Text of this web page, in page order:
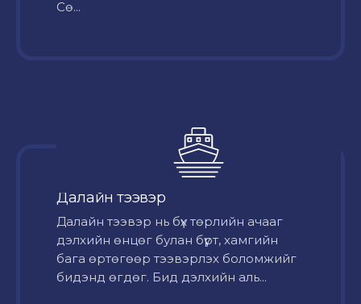
Сө...
Далайн тээвэр
Далайн тээвэр нь бүх төрлийн ачааг
дэлхийн өнцөг булан бүрт, хамгийн
бага өртөгөөр тээвэрлэх боломжийг
бидэнд өгдөг. Бид дэлхийн аль...